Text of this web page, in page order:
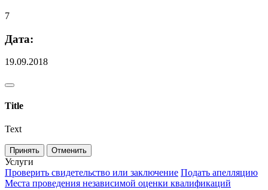
7
Дата:
19.09.2018
Title
Text
Принять Отменить
Услуги
Проверить свидетельство или заключение Подать апелляцию
Места проведения независимой оценки квалификаций